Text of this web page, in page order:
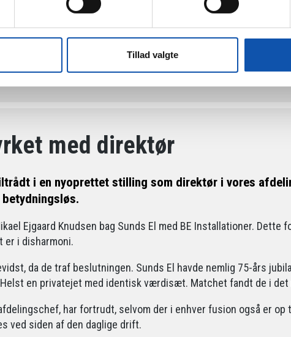
Tillad valgte
med direktør
i en nyoprettet stilling som direktør i vores
Ejgaard Knudsen bag Sunds El med BE Installationer.
er i disharmoni.
da de traf beslutningen. Sunds El havde nemlig 75-års
en privatejet med identisk værdisæt. Matchet fandt de i
har fortrudt, selvom der i enhver fusion også er
ved siden af den daglige drift.